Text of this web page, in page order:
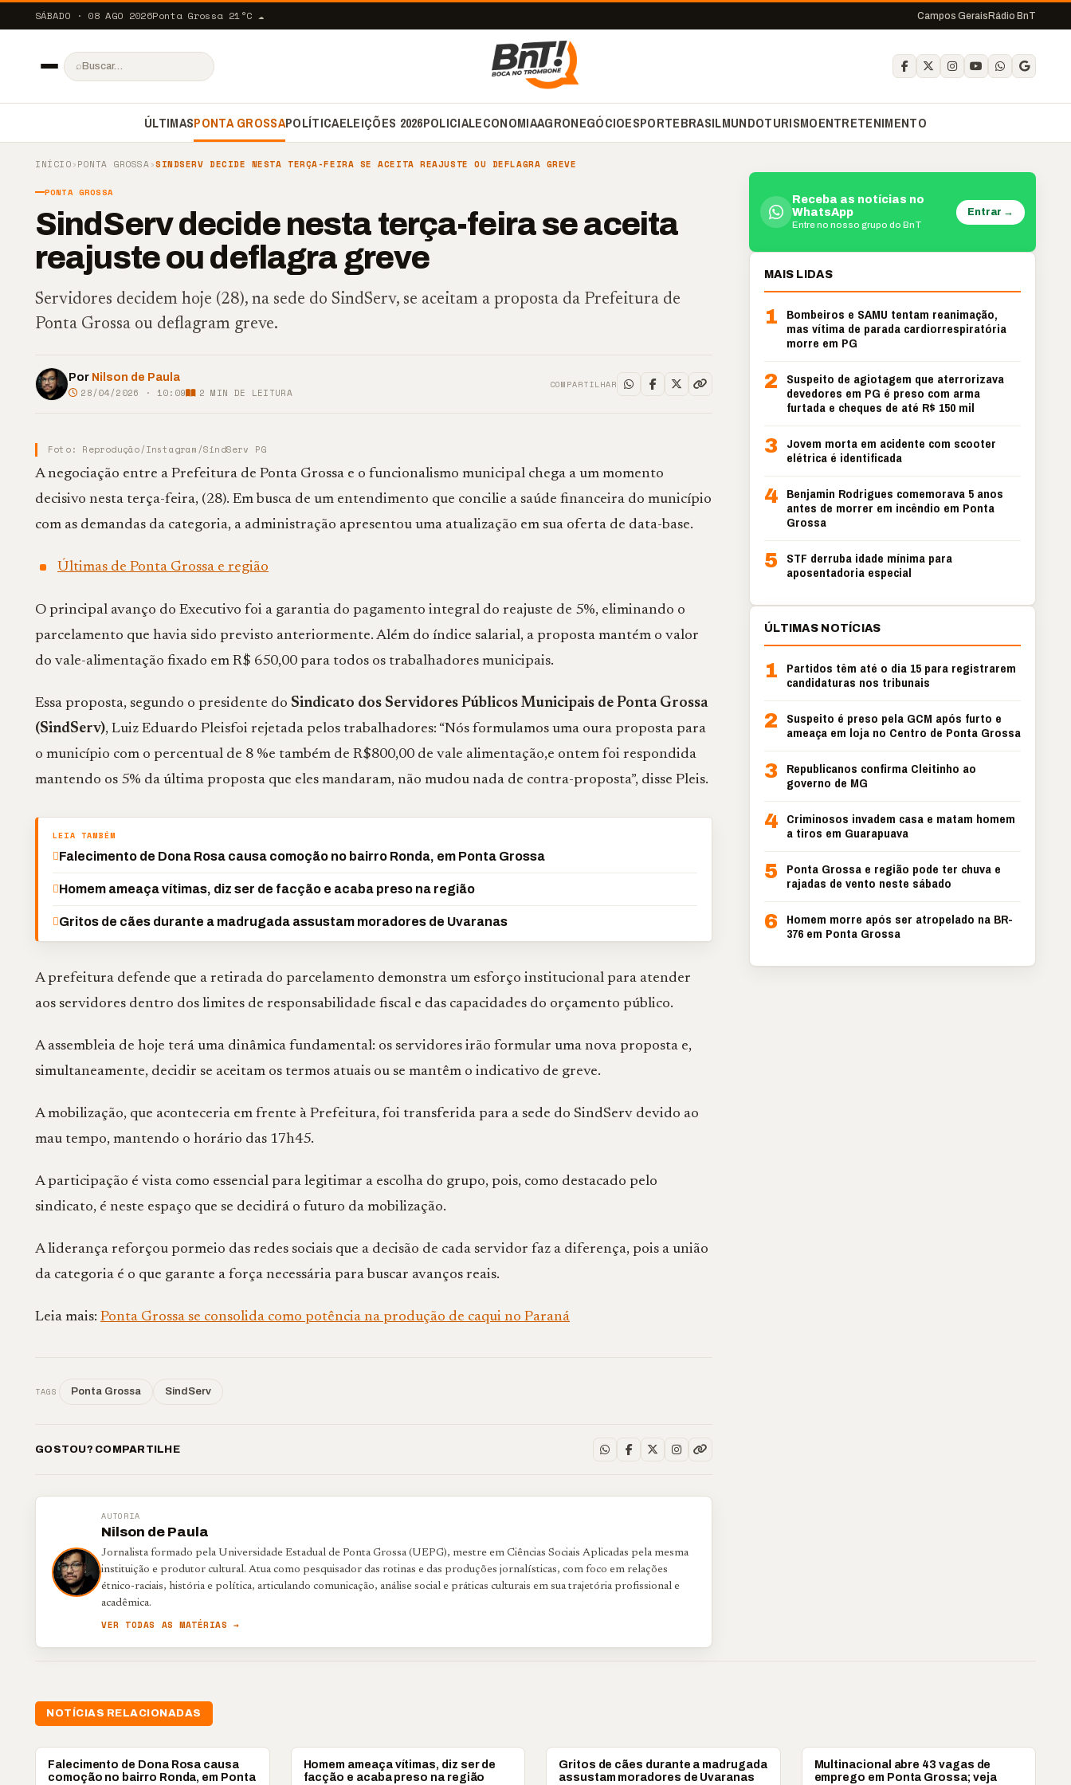
SÁBADO · 08 AGO 2026Ponta Grossa 21°C ☁️ Campos Gerais Rádio BnT
⌕
ÚLTIMASPONTA GROSSAPOLÍTICAELEIÇÕES 2026POLICIALECONOMIAAGRONEGÓCIOESPORTEBRASILMUNDOTURISMOENTRETENIMENTO
INÍCIO›PONTA GROSSA›SINDSERV DECIDE NESTA TERÇA-FEIRA SE ACEITA REAJUSTE OU DEFLAGRA GREVE
PONTA GROSSA
SindServ decide nesta terça-feira se aceita
reajuste ou deflagra greve
Servidores decidem hoje (28), na sede do SindServ, se aceitam a proposta da Prefeitura de
Ponta Grossa ou deflagram greve.
Por Nilson de Paula
28/04/2026 · 10:09 2 MIN DE LEITURA
COMPARTILHAR
Foto: Reprodução/Instagram/SindServ PG
A negociação entre a Prefeitura de Ponta Grossa e o funcionalismo municipal chega a um momento
decisivo nesta terça-feira, (28). Em busca de um entendimento que concilie a saúde financeira do município
com as demandas da categoria, a administração apresentou uma atualização em sua oferta de data-base.
Últimas de Ponta Grossa e região
O principal avanço do Executivo foi a garantia do pagamento integral do reajuste de 5%, eliminando o
parcelamento que havia sido previsto anteriormente. Além do índice salarial, a proposta mantém o valor
do vale-alimentação fixado em R$ 650,00 para todos os trabalhadores municipais.
Essa proposta, segundo o presidente do Sindicato dos Servidores Públicos Municipais de Ponta Grossa
(SindServ), Luiz Eduardo Pleisfoi rejetada pelos trabalhadores: “Nós formulamos uma oura proposta para
o município com o percentual de 8 %e também de R$800,00 de vale alimentação,e ontem foi respondida
mantendo os 5% da última proposta que eles mandaram, não mudou nada de contra-proposta”, disse Pleis.
LEIA TAMBÉM
Falecimento de Dona Rosa causa comoção no bairro Ronda, em Ponta Grossa
Homem ameaça vítimas, diz ser de facção e acaba preso na região
Gritos de cães durante a madrugada assustam moradores de Uvaranas
A prefeitura defende que a retirada do parcelamento demonstra um esforço institucional para atender
aos servidores dentro dos limites de responsabilidade fiscal e das capacidades do orçamento público.
A assembleia de hoje terá uma dinâmica fundamental: os servidores irão formular uma nova proposta e,
simultaneamente, decidir se aceitam os termos atuais ou se mantêm o indicativo de greve.
A mobilização, que aconteceria em frente à Prefeitura, foi transferida para a sede do SindServ devido ao
mau tempo, mantendo o horário das 17h45.
A participação é vista como essencial para legitimar a escolha do grupo, pois, como destacado pelo
sindicato, é neste espaço que se decidirá o futuro da mobilização.
A liderança reforçou pormeio das redes sociais que a decisão de cada servidor faz a diferença, pois a união
da categoria é o que garante a força necessária para buscar avanços reais.
Leia mais: Ponta Grossa se consolida como potência na produção de caqui no Paraná
TAGS Ponta Grossa SindServ
GOSTOU? COMPARTILHE
AUTORIA
Nilson de Paula
Jornalista formado pela Universidade Estadual de Ponta Grossa (UEPG), mestre em Ciências Sociais Aplicadas pela mesma
instituição e produtor cultural. Atua como pesquisador das rotinas e das produções jornalísticas, com foco em relações
étnico-raciais, história e política, articulando comunicação, análise social e práticas culturais em sua trajetória profissional e
acadêmica.
VER TODAS AS MATÉRIAS →
Receba as notícias no
WhatsApp
Entre no nosso grupo do BnT
Entrar →
MAIS LIDAS
1
Bombeiros e SAMU tentam reanimação,
mas vítima de parada cardiorrespiratória
morre em PG
2
Suspeito de agiotagem que aterrorizava
devedores em PG é preso com arma
furtada e cheques de até R$ 150 mil
3 Jovem morta em acidente com scooter
elétrica é identificada
4 Benjamin Rodrigues comemorava 5 anos
antes de morrer em incêndio em Ponta
Grossa
5 STF derruba idade mínima para
aposentadoria especial
ÚLTIMAS NOTÍCIAS
1
Partidos têm até o dia 15 para registrarem
candidaturas nos tribunais
2
Suspeito é preso pela GCM após furto e
ameaça em loja no Centro de Ponta Grossa
3 Republicanos confirma Cleitinho ao
governo de MG
4 Criminosos invadem casa e matam homem
a tiros em Guarapuava
5 Ponta Grossa e região pode ter chuva e
rajadas de vento neste sábado
6 Homem morre após ser atropelado na BR-
376 em Ponta Grossa
NOTÍCIAS RELACIONADAS
PONTA GROSSA
Falecimento de Dona Rosa causa
comoção no bairro Ronda, em Ponta
PONTA GROSSA
Homem ameaça vítimas, diz ser de
facção e acaba preso na região
PONTA GROSSA
Gritos de cães durante a madrugada
assustam moradores de Uvaranas
PONTA GROSSA
Multinacional abre 43 vagas de
emprego em Ponta Grossa; veja